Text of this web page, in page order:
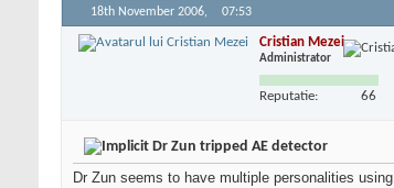
18th November 2006, 07:53
Cristian Mezei
Administrator
Reputatie: 66
Dr Zun tripped AE detector
Dr Zun seems to have multiple personalities using